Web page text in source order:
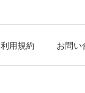
利用規約 お問い